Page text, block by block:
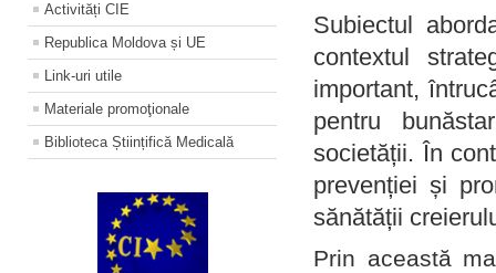
Activități CIE
Republica Moldova și UE
Link-uri utile
Materiale promoţionale
Biblioteca Științifică Medicală
Subiectul
contextul
important,
pentru
societății. În
prevenției și
sănătății
Prin această